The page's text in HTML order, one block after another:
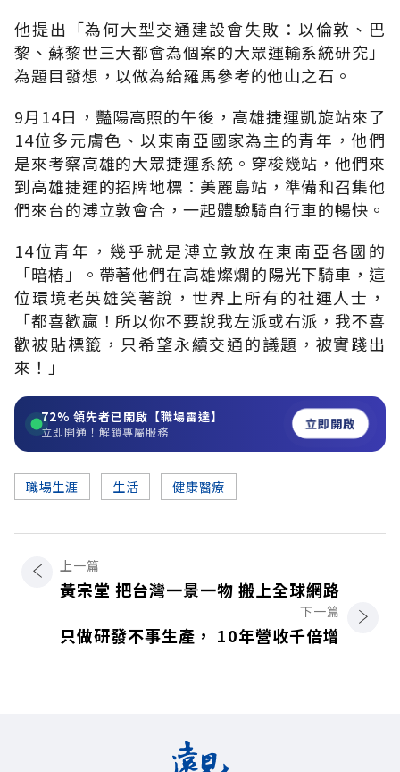
他提出「為何大型交通建設會失敗：以倫敦、巴
黎、蘇黎世三大都會為個案的大眾運輸系統研究」
為題目發想，以做為給羅馬參考的他山之石。
9月14日，豔陽高照的午後，高雄捷運凱旋站來了
14位多元膚色、以東南亞國家為主的青年，他們
是來考察高雄的大眾捷運系統。穿梭幾站，他們來
到高雄捷運的招牌地標：美麗島站，準備和召集他
們來台的溥立敦會合，一起體驗騎自行車的暢快。
14位青年，幾乎就是溥立敦放在東南亞各國的
「暗樁」。帶著他們在高雄燦爛的陽光下騎車，這
位環境老英雄笑著說，世界上所有的社運人士，
「都喜歡贏！所以你不要說我左派或右派，我不喜
歡被貼標籤，只希望永續交通的議題，被實踐出
來！」
72% 領先者已開啟【職場雷達】
立即開通！解鎖專屬服務 立即開啟
職場生涯 生活 健康醫療
上一篇
黃宗堂 把台灣一景一物 搬上全球網路
下一篇
只做研發不事生產， 10年營收千倍增